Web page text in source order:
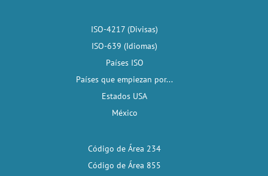
ISO-4217 (Divisas)
ISO-639 (Idiomas)
Países ISO
Países que empiezan por...
Estados USA
México
Código de Área 234
Código de Área 855